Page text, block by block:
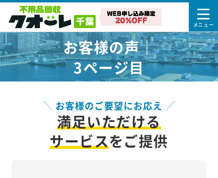
お客様の声｜
3ページ目
お客様のご要望にお応え
満足いただける
サービスをご提供